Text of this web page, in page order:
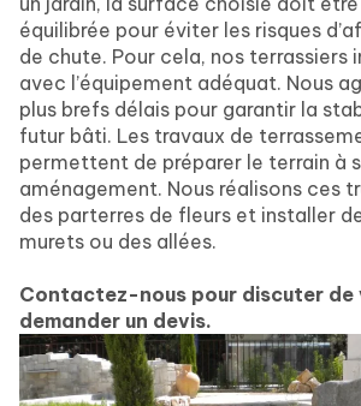
équilibrée pour éviter les risques
de chute. Pour cela, nos terrassiers
avec l’équipement adéquat. Nous
plus brefs délais pour garantir la
futur bâti. Les travaux de
permettent de préparer le terrain à
aménagement. Nous réalisons ces
des parterres de fleurs et installer
murets ou des allées.
Contactez-nous pour discuter
demander un devis.